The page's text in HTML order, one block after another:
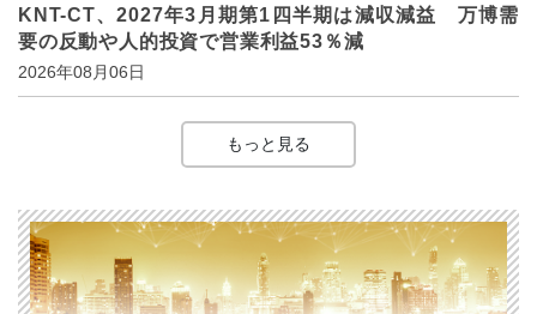
KNT-CT、2027年3月期第1四半期は減収減益 万博需
要の反動や人的投資で営業利益53％減
2026年08月06日
もっと見る